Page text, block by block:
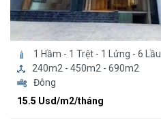
1 Hầm - 1 Trệt - 1 Lửng - 6 Lầu
240m2 - 450m2 - 690m2
Đông
15.5 Usd/m2/tháng